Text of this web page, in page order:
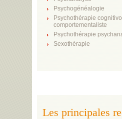
Psychogénéalogie
Psychothérapie
comportementaliste
Psychothérapie
Sexothérapie
Les principales